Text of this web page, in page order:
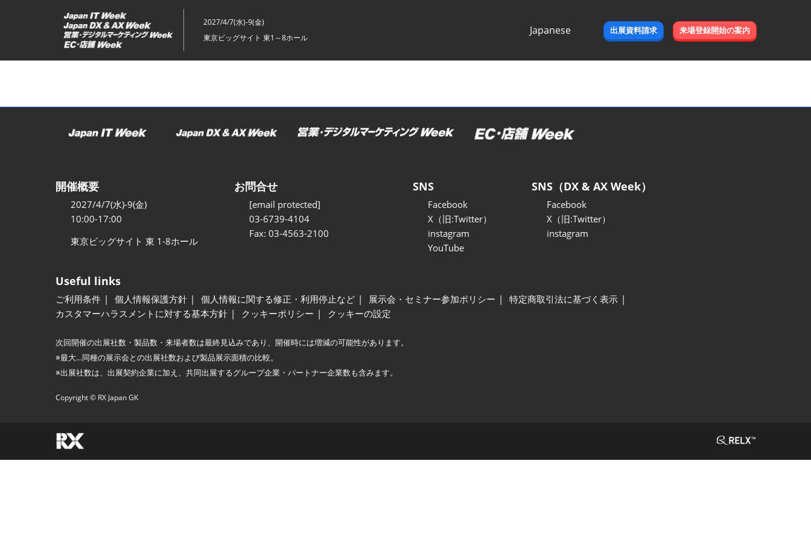
ッ
2027/4/7(水)-9(金)
東京ビッグサイト 東1～8ホール
Japanese
出展資料請求 来場登録開始の案内
開催概要
2027/4/7(水)-9(金)
10:00-17:00
東京ビッグサイト 東 1-8ホール
お問合せ
[email protected]
03-6739-4104
Fax: 03-4563-2100
SNS
Facebook
X（旧:Twitter）
instagram
YouTube
SNS（DX & AX Week）
Facebook
X（旧:Twitter）
instagram
Useful links
ご利用条件 個人情報保護方針 個人情報に関する修正・利用停止など 展示会・セミナー参加ポリシー
特定商取引法に基づく表示
カスタマーハラスメントに対する基本方針
クッキーポリシー クッキーの設定
次回開催の出展社数・製品数・来場者数は最終見込みであり、開催時には増減の可能性があります。
※最大…同種の展示会との出展社数および製品展示面積の比較。
※出展社数は、出展契約企業に加え、共同出展するグループ企業・パートナー企業数も含みます。
Copyright © RX Japan GK